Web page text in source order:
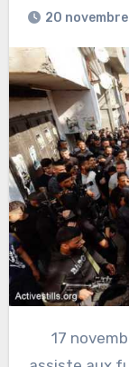
20
17 novembre 2023 – Une foule nombreuse